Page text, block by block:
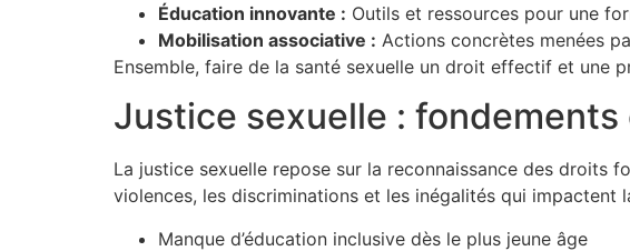
Éducation innovante : Outils et ressources pour une
Mobilisation associative : Actions concrètes menées
Ensemble, faire de la santé sexuelle un droit effectif et une
Justice sexuelle : fondements
La justice sexuelle repose sur la reconnaissance des droits
violences, les discriminations et les inégalités qui impactent
Manque d’éducation inclusive dès le plus jeune âge